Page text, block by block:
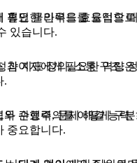
필요한 인력을 효율적으
있습니다.
휴먼 클라우드를 도입할
과 지표 정의, 소통 구조,
.
참여자에게 필요한 역량
무 수행력, 문제 해결 능력
중요합니다.
와 관료주의를 어떻게 구